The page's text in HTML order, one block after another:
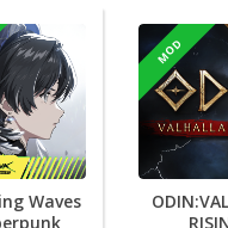
Waves
MOD